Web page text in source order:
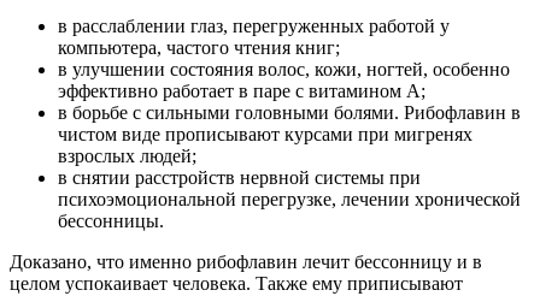
в расслаблении глаз, перегруженных работой у
компьютера, частого чтения книг;
в улучшении состояния волос, кожи, ногтей, особенно
эффективно работает в паре с витамином А;
в борьбе с сильными головными болями. Рибофлавин в
чистом виде прописывают курсами при мигренях
взрослых людей;
в снятии расстройств нервной системы при
психоэмоциональной перегрузке, лечении хронической
бессонницы.
Доказано, что именно рибофлавин лечит бессонницу и в
целом успокаивает человека. Также ему приписывают